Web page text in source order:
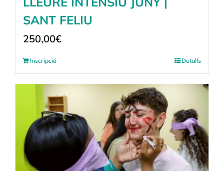
SANT FELIU
250,00€
Inscripció Detalls